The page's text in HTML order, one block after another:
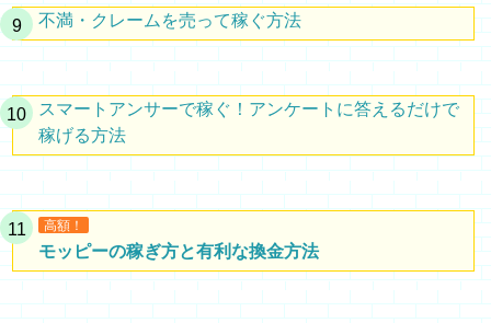
不満・クレームを売って稼ぐ方法
スマートアンサーで稼ぐ！アンケートに答えるだけで
稼げる方法
高額！
モッピーの稼ぎ方と有利な換金方法